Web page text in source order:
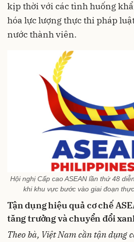
kịp thời với các tình huống
hóa lực lượng thực thi pháp
nước thành viên.
Hội nghị Cấp cao ASEAN lần thứ 48
khi khu vực bước vào giai đoạn
Tận dụng hiệu quả cơ chế
tăng trưởng và chuyển đổi
Theo bà, Việt Nam cần tận dụng